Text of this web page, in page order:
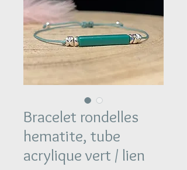
Bracelet rondelles
hematite, tube
acrylique vert / lien